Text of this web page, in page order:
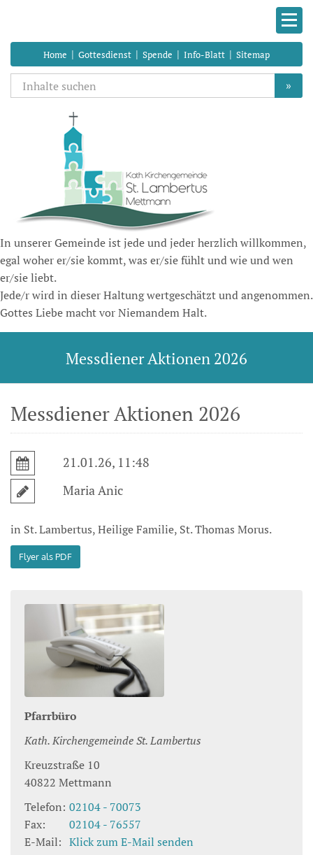
Home | Gottesdienst | Spende | Info-Blatt | Sitemap
»
In unserer Gemeinde ist jede und jeder herzlich willkommen,
egal woher er/sie kommt, was er/sie fühlt und wie und wen
er/sie liebt.
Jede/r wird in dieser Haltung wertgeschätzt und angenommen.
Gottes Liebe macht vor Niemandem Halt.
Messdiener Aktionen 2026
Messdiener Aktionen 2026
21.01.26, 11:48
Maria Anic
in St. Lambertus, Heilige Familie, St. Thomas Morus.
Flyer als PDF
Pfarrbüro
Kath. Kirchengemeinde St. Lambertus
Kreuzstraße 10
40822 Mettmann
Telefon: 02104 - 70073
Fax:
02104 - 76557
E-Mail: Klick zum E-Mail senden